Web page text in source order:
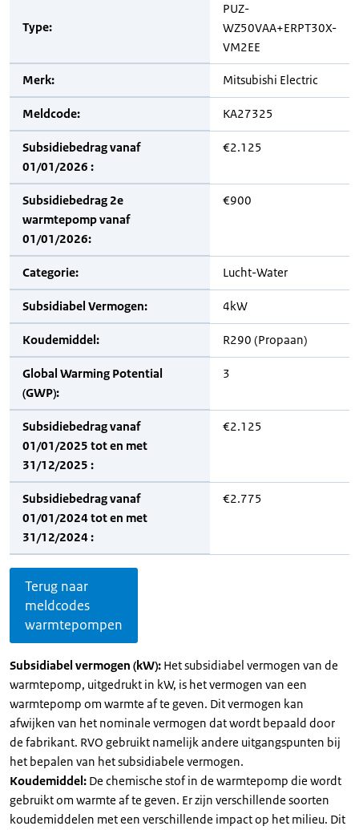
Type:
PUZ-
WZ50VAA+ERPT30X-
VM2EE
Merk: Mitsubishi Electric
Meldcode: KA27325
Subsidiebedrag vanaf
01/01/2026 :
€2.125
Subsidiebedrag 2e
warmtepomp vanaf
01/01/2026:
€900
Categorie: Lucht-Water
Subsidiabel Vermogen: 4kW
Koudemiddel: R290 (Propaan)
Global Warming Potential
(GWP):
3
Subsidiebedrag vanaf
01/01/2025 tot en met
31/12/2025 :
€2.125
Subsidiebedrag vanaf
01/01/2024 tot en met
31/12/2024 :
€2.775
Terug naar
meldcodes
warmtepompen
Subsidiabel vermogen (kW): Het subsidiabel vermogen van de
warmtepomp, uitgedrukt in kW, is het vermogen van een
warmtepomp om warmte af te geven. Dit vermogen kan
afwijken van het nominale vermogen dat wordt bepaald door
de fabrikant. RVO gebruikt namelijk andere uitgangspunten bij
het bepalen van het subsidiabele vermogen.
Koudemiddel: De chemische stof in de warmtepomp die wordt
gebruikt om warmte af te geven. Er zijn verschillende soorten
koudemiddelen met een verschillende impact op het milieu. Dit